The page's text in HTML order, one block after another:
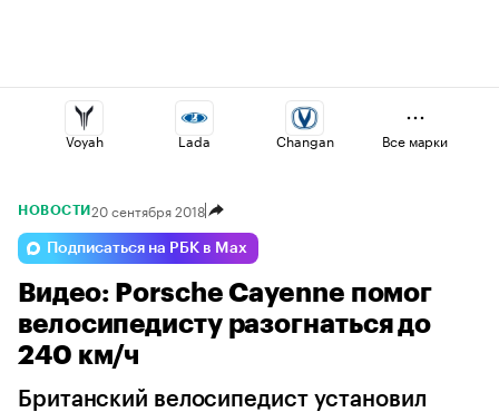
Voyah Lada Changan
Volga Geely
Omoda Esteo Haval
Все марки
НОВОСТИ 20 сентября 2018
Подписаться на РБК в Max
Видео: Porsche Cayenne помог
велосипедисту разогнаться до
240 км/ч
Британский велосипедист установил